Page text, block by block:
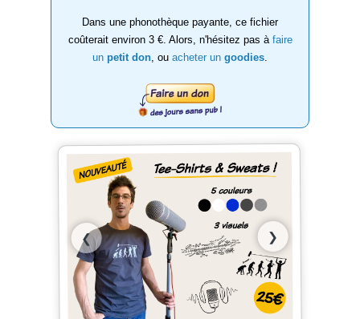
Dans une phonothèque payante, ce fichier
coûterait environ 3 €. Alors, n'hésitez pas à faire
un petit don , ou acheter un goodies
❮ ❯